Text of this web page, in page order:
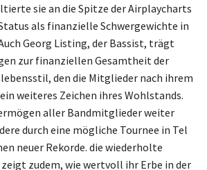
sie an die Spitze der Airplaycharts
als finanzielle Schwergewichte in
Georg Listing, der Bassist, trägt
zur finanziellen Gesamtheit der
den die Mitglieder nach ihrem
weiteres Zeichen ihres Wohlstands.
aller Bandmitglieder weiter
durch eine mögliche Tournee in Tel
neuer Rekorde. die wiederholte
zudem, wie wertvoll ihr Erbe in der